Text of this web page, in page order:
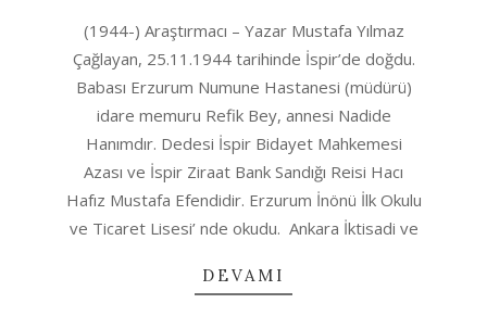
03-
18
(1944-) Araştırmacı – Yazar Mustafa Yılmaz
Çağlayan, 25.11.1944 tarihinde İspir’de doğdu.
Babası Erzurum Numune Hastanesi (müdürü)
idare memuru Refik Bey, annesi Nadide
Hanımdır. Dedesi İspir Bidayet Mahkemesi
Azası ve İspir Ziraat Bank Sandığı Reisi Hacı
Hafız Mustafa Efendidir. Erzurum İnönü İlk Okulu
ve Ticaret Lisesi’ nde okudu. Ankara İktisadi ve
DEVAMI